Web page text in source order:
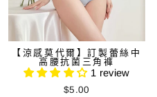
【涼感莫代爾】訂製蕾絲中
高腰抗菌三角褲
1 review
$5.00